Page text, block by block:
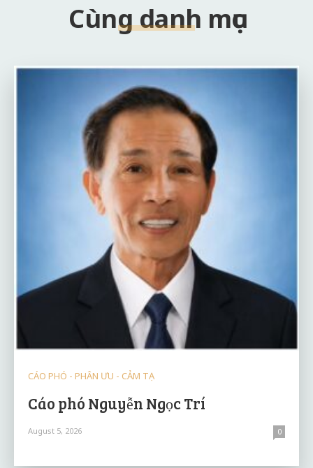
Cùng danh mục
CÁO PHÓ - PHÂN ƯU - CẢM TẠ
Cáo phó Nguyễn Ngọc Trí
August 5, 2026 0